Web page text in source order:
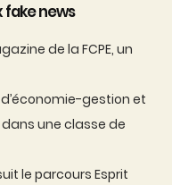
fake news
de la FCPE, un
gestion et
une classe de
le parcours Esprit